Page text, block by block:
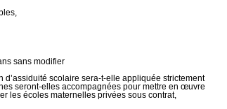
sans modifier
d’assiduité scolaire sera-t-elle appliquée strictement
seront-elles accompagnées pour mettre en œuvre
les écoles maternelles privées sous contrat,